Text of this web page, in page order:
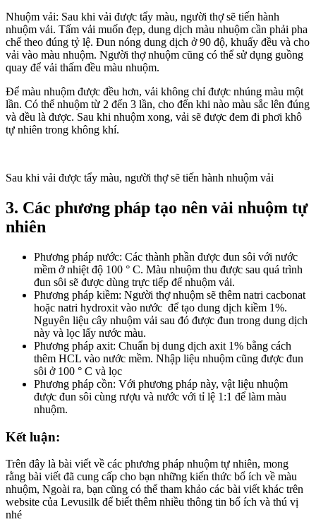
Nhuộm vải: Sau khi vải được tẩy màu, người thợ sẽ tiến hành
nhuộm vải. Tấm vải muốn đẹp, dung dịch màu nhuộm cần phải pha
chế theo đúng tỷ lệ. Đun nóng dung dịch ở 90 độ, khuấy đều và cho
vải vào màu nhuộm. Người thợ nhuộm cũng có thể sử dụng guồng
quay để vải thấm đều màu nhuộm.
Để màu nhuộm được đều hơn, vải không chỉ được nhúng màu một
lần. Có thể nhuộm từ 2 đến 3 lần, cho đến khi nào màu sắc lên đúng
và đều là được. Sau khi nhuộm xong, vải sẽ được đem đi phơi khô
tự nhiên trong không khí.
Sau khi vải được tẩy màu, người thợ sẽ tiến hành nhuộm vải
3. Các phương pháp tạo nên vải nhuộm tự
nhiên
Phương pháp nước: Các thành phần được đun sôi với nước
mềm ở nhiệt độ 100 ° C. Màu nhuộm thu được sau quá trình
đun sôi sẽ được dùng trực tiếp để nhuộm vải.
Phương pháp kiềm: Người thợ nhuộm sẽ thêm natri cacbonat
hoặc natri hydroxit vào nước để tạo dung dịch kiềm 1%.
Nguyên liệu cây nhuộm vải sau đó được đun trong dung dịch
này và lọc lấy nước màu.
Phương pháp axit: Chuẩn bị dung dịch axit 1% bằng cách
thêm HCL vào nước mềm. Nhập liệu nhuộm cũng được đun
sôi ở 100 ° C và lọc
Phương pháp cồn: Với phương pháp này, vật liệu nhuộm
được đun sôi cùng rượu và nước với tỉ lệ 1:1 để làm màu
nhuộm.
Kết luận:
Trên đây là bài viết về các phương pháp nhuộm tự nhiên, mong
rằng bài viết đã cung cấp cho bạn những kiến thức bổ ích về màu
nhuộm, Ngoài ra, bạn cũng có thể tham khảo các bài viết khác trên
website của Levusilk để biết thêm nhiều thông tin bổ ích và thú vị
nhé